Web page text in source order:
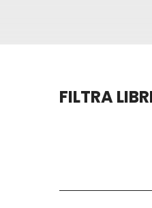
FILTRA